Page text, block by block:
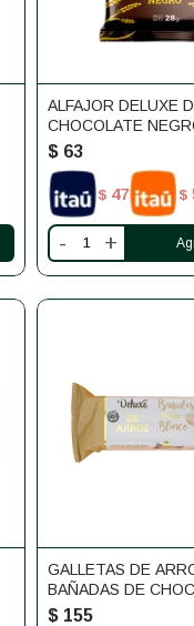
ALFAJOR DELUXE
CHOCOLATE
DULCE DE LECHE
$ 63
$ 47 $
- +
GALLETAS DE
BAÑADAS DE
BLANCO SIN
$ 155